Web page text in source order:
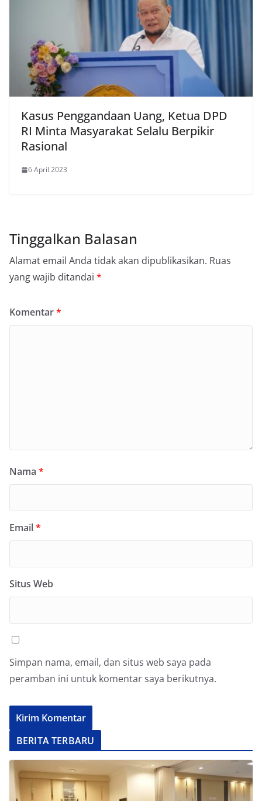
Kasus Penggandaan Uang, Ketua DPD
RI Minta Masyarakat Selalu Berpikir
Rasional
6 April 2023
Tinggalkan Balasan
Alamat email Anda tidak akan dipublikasikan. Ruas
yang wajib ditandai *
Komentar*
Nama *
Email*
Situs Web
Simpan nama, email, dan situs web saya pada
peramban ini untuk komentar saya berikutnya.
BERITA TERBARU